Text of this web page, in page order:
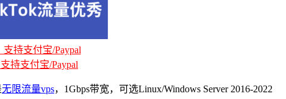
持支付宝/Paypal
持支付宝/Paypal
无限流量vps，1Gbps带宽，可选Linux/Windows Server 2016-2022